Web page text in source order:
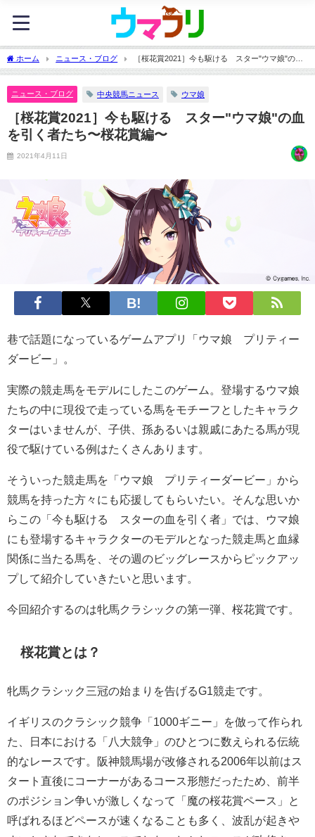
ホーム ニュース・ブログ
［桜花賞2021］今も駆ける スター"ウマ娘"の血
を引く者たち〜桜花賞編〜
ニュース・ブログ 中央競馬ニュース ウマ娘
［桜花賞2021］今も駆ける スター"ウマ娘"の血
を引く者たち〜桜花賞編〜
2021年4月11日
巷で話題になっているゲームアプリ「ウマ娘 プリティー
ダービー」。
実際の競走馬をモデルにしたこのゲーム。登場するウマ娘
たちの中に現役で走っている馬をモチーフとしたキャラク
ターはいませんが、子供、孫あるいは親戚にあたる馬が現
役で駆けている例はたくさんあります。
そういった競走馬を「ウマ娘 プリティーダービー」から
競馬を持った方々にも応援してもらいたい。そんな思いか
らこの「今も駆ける スターの血を引く者」では、ウマ娘
にも登場するキャラクターのモデルとなった競走馬と血縁
関係に当たる馬を、その週のビッグレースからピックアッ
プして紹介していきたいと思います。
今回紹介するのは牝馬クラシックの第一弾、桜花賞です。
桜花賞とは？
牝馬クラシック三冠の始まりを告げるG1競走です。
イギリスのクラシック競争「1000ギニー」を倣って作られ
た、日本における「八大競争」のひとつに数えられる伝統
的なレースです。阪神競馬場が改修される2006年以前はス
タート直後にコーナーがあるコース形態だったため、前半
のポジション争いが激しくなって「魔の桜花賞ペース」と
呼ばれるほどペースが速くなることも多く、波乱が起きや